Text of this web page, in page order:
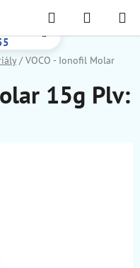
Hľadať
KOŠÍK
/ VOCO - Ionofil Molar
15g Plv: